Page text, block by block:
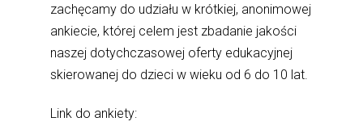
zachęcamy do udziału w krótkiej, anonimowej
ankiecie, której celem jest zbadanie jakości
naszej dotychczasowej oferty edukacyjnej
skierowanej do dzieci w wieku od 6 do 10 lat.
Link do ankiety: